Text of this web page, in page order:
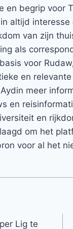
en begrip voor
altijd
van zijn
als
voor
en
meer
en
en
om het
voor al het
Lig te